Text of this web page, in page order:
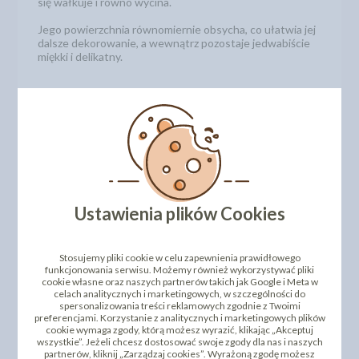
Jego powierzchnia równomiernie obsycha, co ułatwia jej
dalsze dekorowanie, a wewnątrz pozostaje jedwabiście
miękki i delikatny.
Przed użyciem masa powinna zostać doprowadzona do
temperatury minimum 15°C. W celu obłożenia ciasta lub
tortu masę lekko uplastycznić poprzez ugniatanie i
wałkowanie do uzyskania odpowiedniej wielkości płata.
Podczas wałkowania, w przypadku, gdy masa będzie
przywierać do blatu roboczego, należy jego powierzchnię
lekko posypać mąką ziemniaczaną lub cukrem pudrem.
Przed położeniem płata, powierzchnię i boki ciasta lub
wilgoci z wnętrza.
Masę można również użyć do przygotowania dekoracji
cukierniczych. Po lekkim uplastycznieniu masę
modelować ręcznie lub poprzez użycie specjalistycznego
sprzętu cukierniczego.
Ustawienia plików Cookies
Stosujemy pliki cookie w celu zapewnienia prawidłowego
funkcjonowania serwisu. Możemy również wykorzystywać pliki
cookie własne oraz naszych partnerów takich jak Google i Meta w
celach analitycznych i marketingowych, w szczególności do
spersonalizowania treści reklamowych zgodnie z Twoimi
preferencjami. Korzystanie z analitycznych i marketingowych plików
cookie wymaga zgody, którą możesz wyrazić, klikając „Akceptuj
wszystkie”. Jeżeli chcesz dostosować swoje zgody dla nas i naszych
partnerów, kliknij „Zarządzaj cookies”. Wyrażoną zgodę możesz